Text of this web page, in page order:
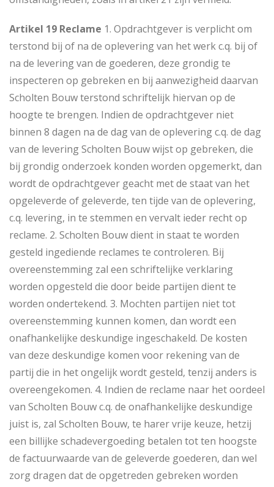
Artikel 19 Reclame 1. Opdrachtgever is verplicht om
terstond bij of na de oplevering van het werk c.q. bij of
na de levering van de goederen, deze grondig te
inspecteren op gebreken en bij aanwezigheid daarvan
Scholten Bouw terstond schriftelijk hiervan op de
hoogte te brengen. Indien de opdrachtgever niet
binnen 8 dagen na de dag van de oplevering c.q. de dag
van de levering Scholten Bouw wijst op gebreken, die
bij grondig onderzoek konden worden opgemerkt, dan
wordt de opdrachtgever geacht met de staat van het
opgeleverde of geleverde, ten tijde van de oplevering,
c.q. levering, in te stemmen en vervalt ieder recht op
reclame. 2. Scholten Bouw dient in staat te worden
gesteld ingediende reclames te controleren. Bij
overeenstemming zal een schriftelijke verklaring
worden opgesteld die door beide partijen dient te
worden ondertekend. 3. Mochten partijen niet tot
overeenstemming kunnen komen, dan wordt een
onafhankelijke deskundige ingeschakeld. De kosten
van deze deskundige komen voor rekening van de
partij die in het ongelijk wordt gesteld, tenzij anders is
overeengekomen. 4. Indien de reclame naar het oordeel
van Scholten Bouw c.q. de onafhankelijke deskundige
juist is, zal Scholten Bouw, te harer vrije keuze, hetzij
een billijke schadevergoeding betalen tot ten hoogste
de factuurwaarde van de geleverde goederen, dan wel
zorg dragen dat de opgetreden gebreken worden